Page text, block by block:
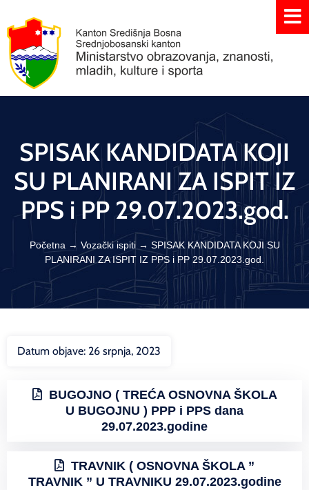
SPISAK KANDIDATA KOJI
SU PLANIRANI ZA ISPIT IZ
PPS i PP 29.07.2023.god.
Početna → Vozački ispiti→ SPISAK KANDIDATA KOJI SU
PLANIRANI ZA ISPIT IZ PPS i PP 29.07.2023.god.
Datum objave: 26 srpnja, 2023
BUGOJNO ( TREĆA OSNOVNA ŠKOLA
U BUGOJNU ) PPP i PPS dana
29.07.2023.godine
TRAVNIK ( OSNOVNA ŠKOLA ”
TRAVNIK ” U TRAVNIKU 29.07.2023.godine